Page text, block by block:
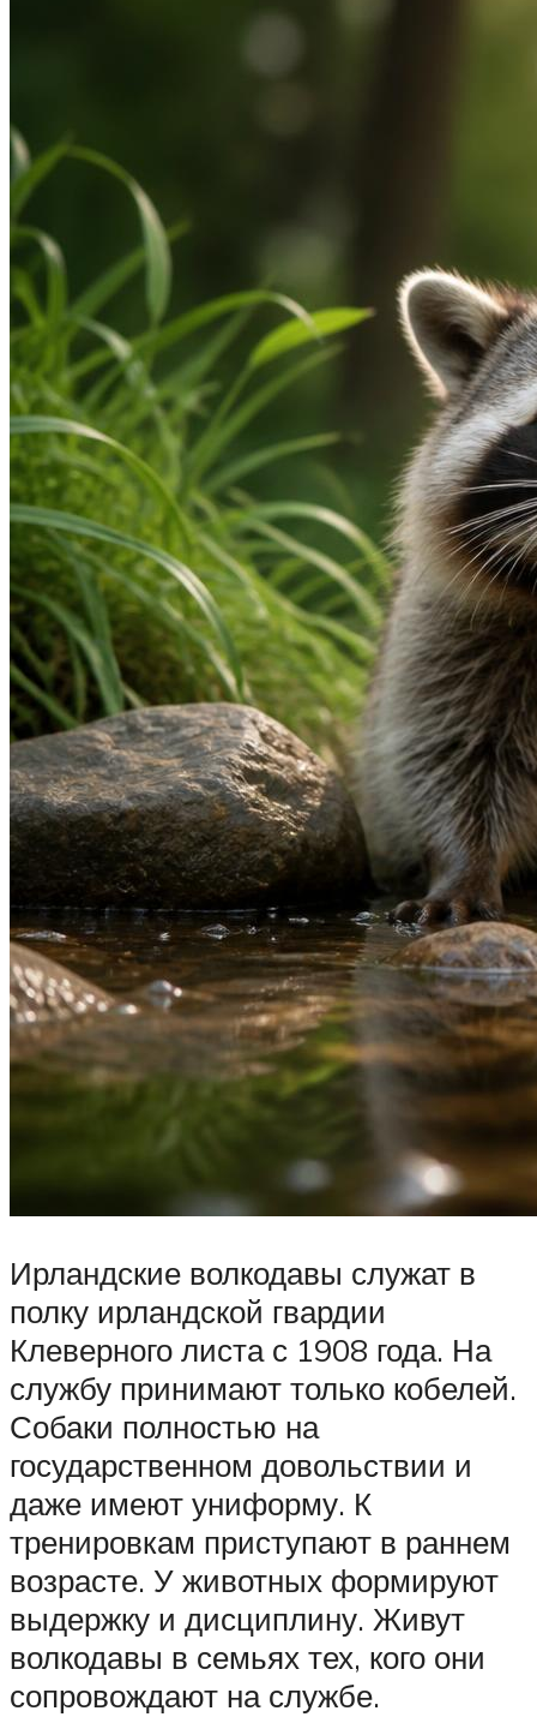
Ирландские волкодавы служат в
полку ирландской гвардии
Клеверного листа с 1908 года. На
службу принимают только кобелей.
Собаки полностью на
государственном довольствии и
даже имеют униформу. К
тренировкам приступают в раннем
возрасте. У животных формируют
выдержку и дисциплину. Живут
волкодавы в семьях тех, кого они
сопровождают на службе.